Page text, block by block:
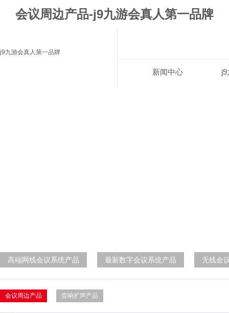
会议周边产品-j9九游会真人第一品牌
j9九游会真人第一品牌
新闻中心
高端网线会议系统产品 最新数字会议系统产品 无线会
会议周边产品 音响扩声产品